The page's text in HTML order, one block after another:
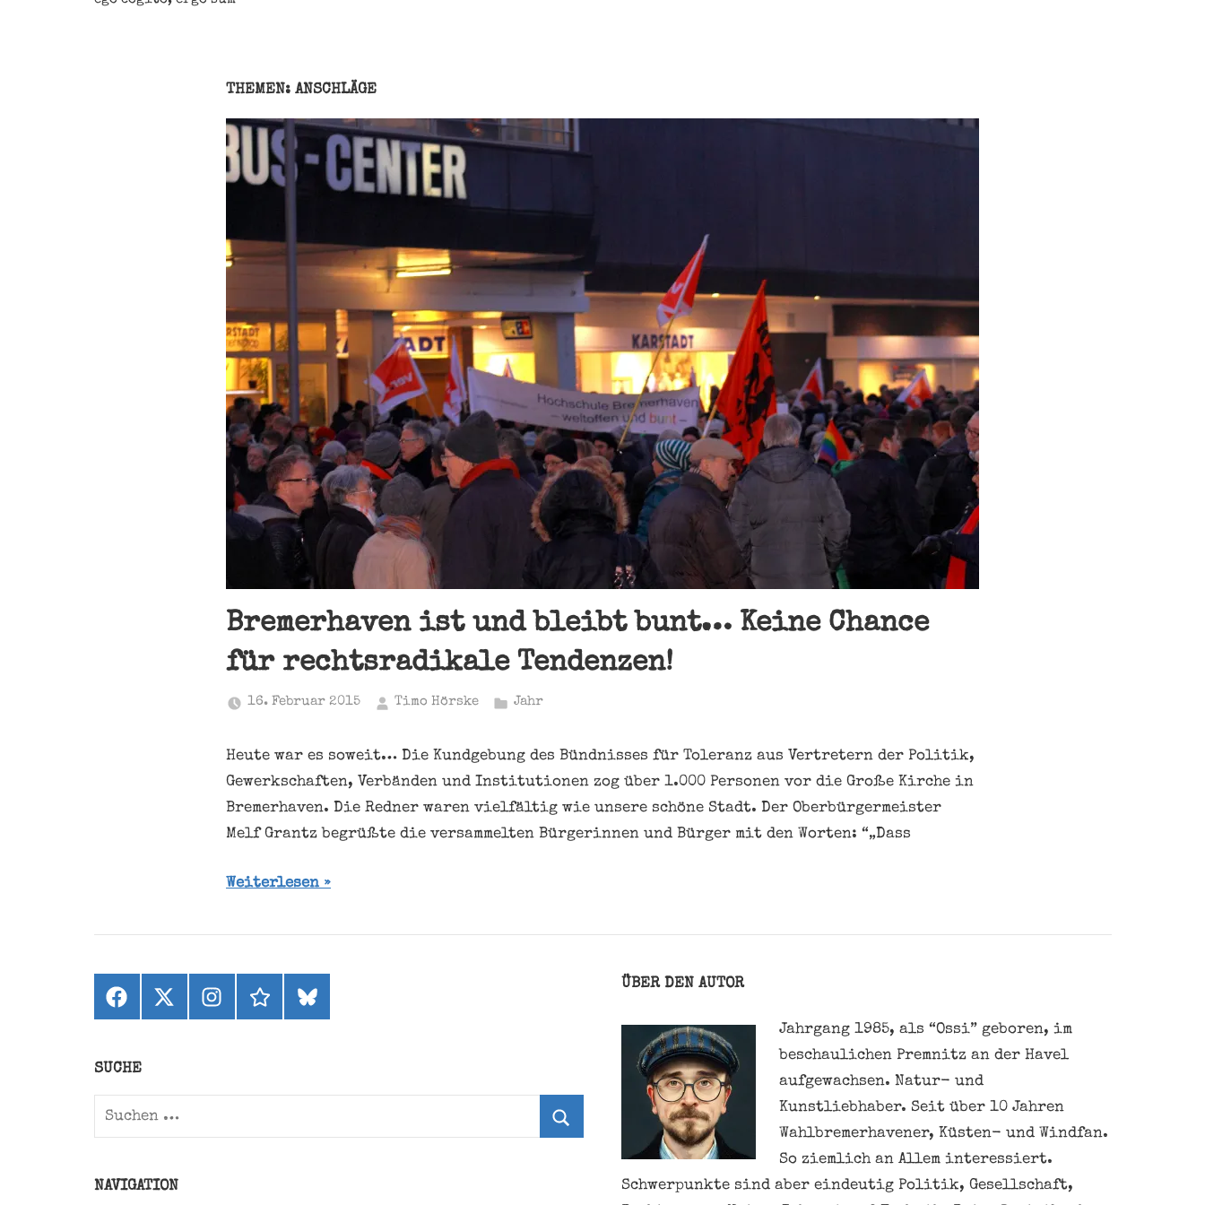
THEMEN: ANSCHLÄGE
Bremerhaven ist und bleibt bunt… Keine Chance
für rechtsradikale Tendenzen!
16. Februar 2015 Timo Hörske Jahr
Heute war es soweit… Die Kundgebung des Bündnisses für Toleranz aus Vertretern der Politik,
Gewerkschaften, Verbänden und Institutionen zog über 1.000 Personen vor die Große Kirche in
Bremerhaven. Die Redner waren vielfältig wie unsere schöne Stadt. Der Oberbürgermeister
Melf Grantz begrüßte die versammelten Bürgerinnen und Bürger mit den Worten: “„Dass
Weiterlesen
Facebook
X
(ehemals
Instagramthreadsbluesky
SUCHE
Suchen
NAVIGATION
ÜBER DEN AUTOR
Jahrgang 1985, als “Ossi” geboren, im
beschaulichen Premnitz an der Havel
aufgewachsen. Natur- und
Kunstliebhaber. Seit über 10 Jahren
Wahlbremerhavener, Küsten- und Windfan.
So ziemlich an Allem interessiert.
Schwerpunkte sind aber eindeutig Politik, Gesellschaft,